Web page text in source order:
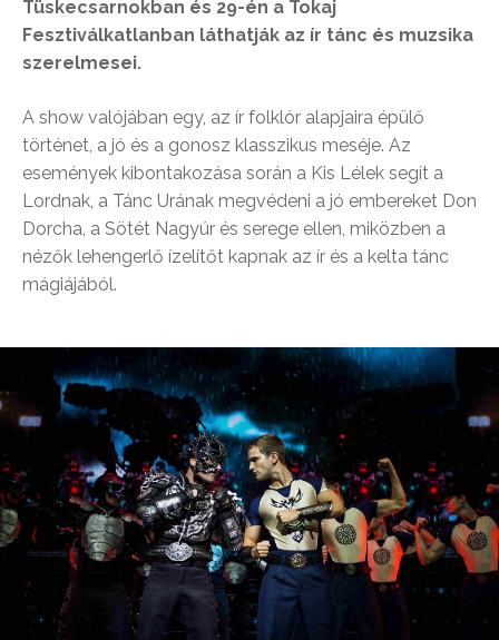
Tüskecsarnokban és 29-én a Tokaj
Fesztiválkatlanban láthatják az ír tánc és muzsika
szerelmesei.
A show valójában egy, az ír folklór alapjaira épülő
történet, a jó és a gonosz klasszikus meséje. Az
események kibontakozása során a Kis Lélek segít a
Lordnak, a Tánc Urának megvédeni a jó embereket Don
Dorcha, a Sötét Nagyúr és serege ellen, miközben a
nézők lehengerlő ízelítőt kapnak az ír és a kelta tánc
mágiájából.